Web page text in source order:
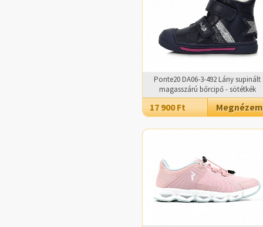
Ponte20 DA06-3-492 Lány supinált
magasszárú bőrcipő - sötétkék
17 900 Ft Megnézem